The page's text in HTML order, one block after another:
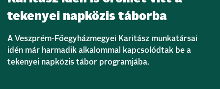
tekenyei napközis táborba
A Veszprém-Főegyházmegyei Karitász munkatársai
idén már harmadik alkalommal kapcsolódtak be a
tekenyei napközis tábor programjába.